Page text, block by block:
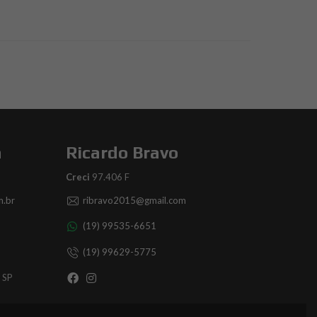
Ricardo Bravo
Creci 97.406 F
ribravo2015@gmail.com
(19) 99535-6651
(19) 99629-5775